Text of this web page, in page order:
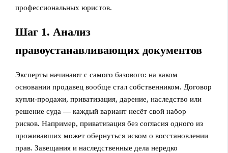
профессиональных юристов.
Шаг 1. Анализ
правоустанавливающих документов
Эксперты начинают с самого базового: на каком
основании продавец вообще стал собственником. Договор
купли‑продажи, приватизация, дарение, наследство или
решение суда — каждый вариант несёт свой набор
рисков. Например, приватизация без согласия одного из
проживавших может обернуться иском о восстановлении
прав. Завещания и наследственные дела нередко